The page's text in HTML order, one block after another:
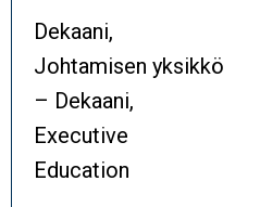
Dekaani,
Johtamisen yksikkö
– Dekaani,
Executive
Education